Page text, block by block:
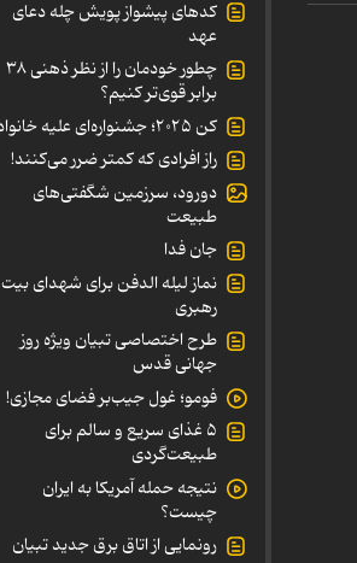
کدهای پیشواز پویش چله دعای
عهد
چطور خودمان را از نظر ذهنی ۳۸
برابر قوی‌تر کنیم؟
کن ۲۰۲۵؛ جشنواره‌ای علیه خانواده
راز افرادی که کمتر ضرر می‌کنند!
دورود، سرزمین شگفتی‌های
طبیعت
جان فدا
نماز لیله الدفن برای شهدای بیت
رهبری
طرح اختصاصی تبیان ویژه روز
جهانی قدس
فومو؛ غول جیب‌بر فضای مجازی!
۵ غذای سریع و سالم برای
طبیعت‌گردی
نتیجه حمله آمریکا به ایران
چیست؟
رونمایی از اتاق برق جدید تبیان